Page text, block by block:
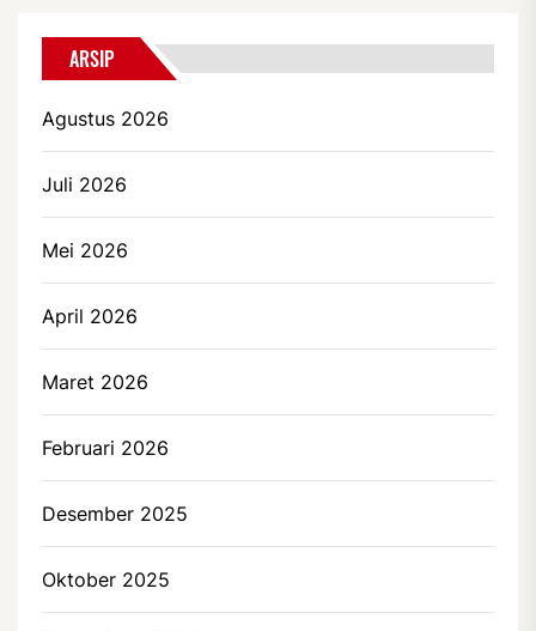
ARSIP
Agustus 2026
Juli 2026
Mei 2026
April 2026
Maret 2026
Februari 2026
Desember 2025
Oktober 2025